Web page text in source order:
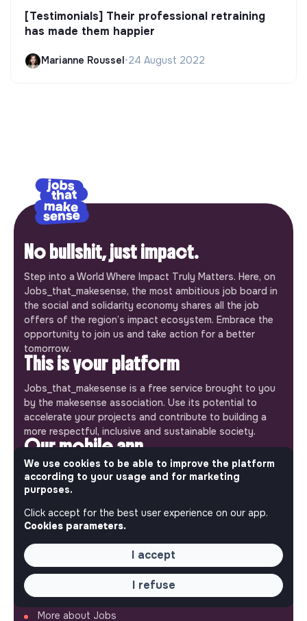
[Testimonials] Their professional retraining
has made them happier
Marianne Roussel •24 August 2022
No bullshit, just impact.
Step into a World Where Impact Truly Matters. Here, on
Jobs_that_makesense, the most ambitious job board in
the social and solidarity economy shares all the job
offers of the region’s impact ecosystem. Embrace the
opportunity to join us and take action for a better
tomorrow.
This is your platform
Jobs_that_makesense is a free service brought to you
by the makesense association. Use its potential to
accelerate your projects and contribute to building a
more respectful, inclusive and sustainable society.
Our mobile app
Get jobs that make sense on your phone so you never
miss an opportunity.
iPhone Android
ABOUT
More about Jobs
We use cookies to be able to improve the platform
according to your usage and for marketing
purposes.
Click accept for the best user experience on our app.
Cookies parameters.
I accept
I refuse